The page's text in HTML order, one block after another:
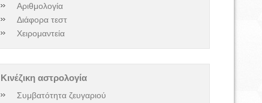
Αριθμολογία
Διάφορα τεστ
Χειρομαντεία
Κινέζικη αστρολογία
Συμβατότητα ζευγαριού